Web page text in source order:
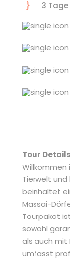
3
Tour
Willkommen
Tierwelt und
beinhaltet
Massai-
Tourpaket
sowohl
als auch mit
umfasst